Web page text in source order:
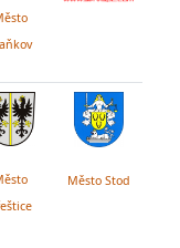
Město Stod